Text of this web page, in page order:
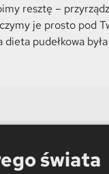
resztę –
je prosto pod
pudełkowa była
świata